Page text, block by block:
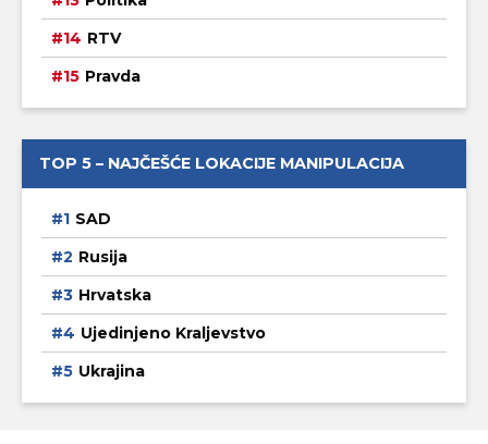
RTV
Pravda
TOP 5 – NAJČEŠĆE LOKACIJE MANIPULACIJA
SAD
Rusija
Hrvatska
Ujedinjeno Kraljevstvo
Ukrajina